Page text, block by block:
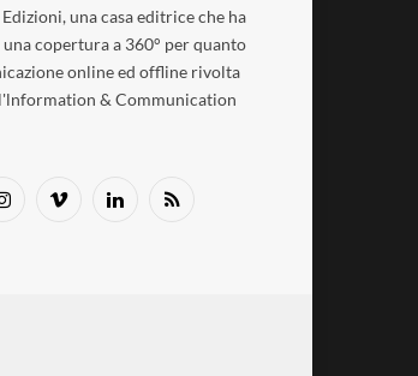
una casa editrice che ha
copertura a 360° per quanto
online ed offline rivolta
& Communication
InstagramVimeo LinkedInRSS